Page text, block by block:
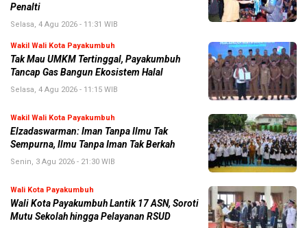
Penalti
Selasa, 4 Agu 2026 - 11:31 WIB
Wakil Wali Kota Payakumbuh
Tak Mau UMKM Tertinggal, Payakumbuh
Tancap Gas Bangun Ekosistem Halal
Selasa, 4 Agu 2026 - 11:15 WIB
Wakil Wali Kota Payakumbuh
Elzadaswarman: Iman Tanpa Ilmu Tak
Sempurna, Ilmu Tanpa Iman Tak Berkah
Senin, 3 Agu 2026 - 21:30 WIB
Wali Kota Payakumbuh
Wali Kota Payakumbuh Lantik 17 ASN, Soroti
Mutu Sekolah hingga Pelayanan RSUD